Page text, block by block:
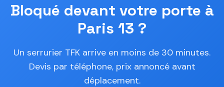
Bloqué devant votre porte à
Paris 13 ?
Un serrurier TFK arrive en moins de 30 minutes.
Devis par téléphone, prix annoncé avant
déplacement.